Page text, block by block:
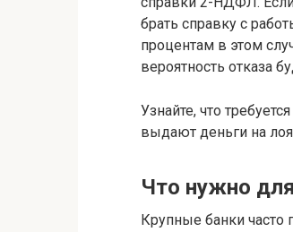
брать справку с
процентам в этом
вероятность отказа
Узнайте, что
выдают деньги на
Что нужно
Крупные банки часто